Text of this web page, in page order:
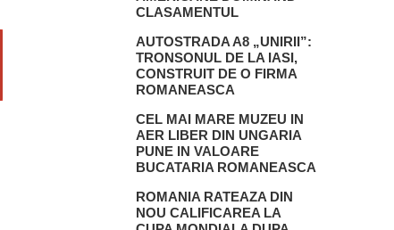
CLASAMENTUL
AUTOSTRADA A8 „UNIRII”:
TRONSONUL DE LA IASI,
CONSTRUIT DE O FIRMA
ROMANEASCA
CEL MAI MARE MUZEU IN
AER LIBER DIN UNGARIA
PUNE IN VALOARE
BUCATARIA ROMANEASCA
ROMANIA RATEAZA DIN
NOU CALIFICAREA LA